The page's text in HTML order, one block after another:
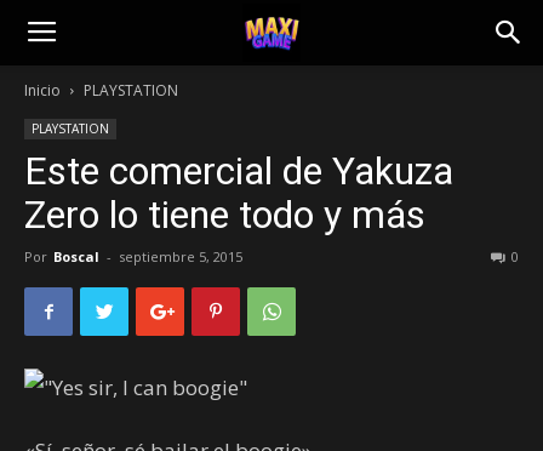
Inicio PLAYSTATION
PLAYSTATION
Este comercial de Yakuza
Zero lo tiene todo y más
Por Boscal - septiembre 5, 2015 0